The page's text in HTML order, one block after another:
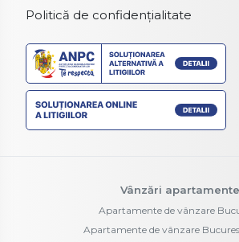
Politică de confidențialitate
Vânzări apartamente
Apartamente de vânzare
Apartamente de vânzare